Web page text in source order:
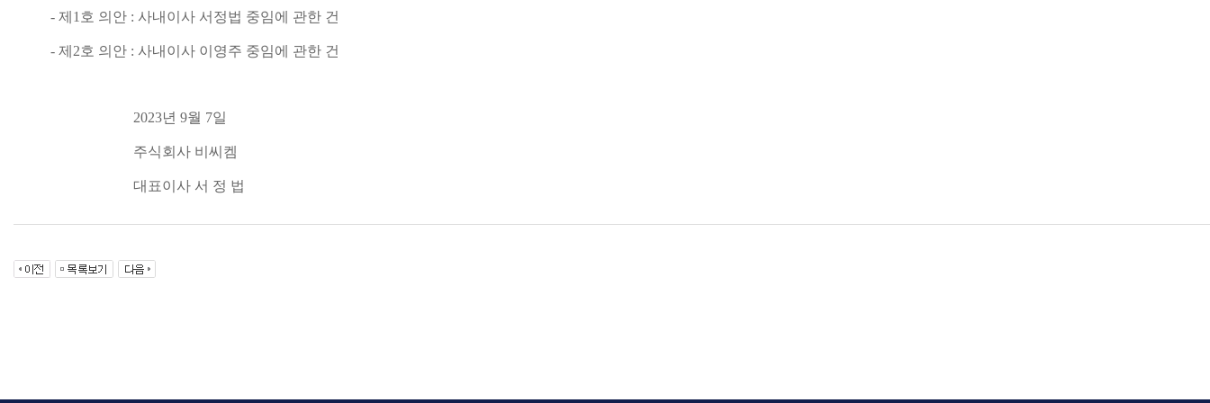
- 제1호 의안 : 사내이사 서정법 중임에 관한 건
- 제2호 의안 : 사내이사 이영주 중임에 관한 건
2023년 9월 7일
주식회사 비씨켐
대표이사 서 정 법